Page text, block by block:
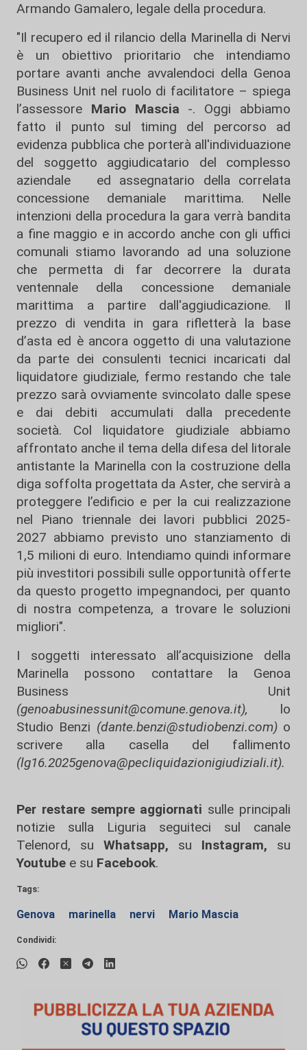
Armando Gamalero, legale della procedura.
"Il recupero ed il rilancio della Marinella di Nervi
è un obiettivo prioritario che intendiamo
portare avanti anche avvalendoci della Genoa
Business Unit nel ruolo di facilitatore – spiega
l’assessore Mario Mascia -. Oggi abbiamo
fatto il punto sul timing del percorso ad
evidenza pubblica che porterà all'individuazione
del soggetto aggiudicatario del complesso
aziendale ed assegnatario della correlata
concessione demaniale marittima. Nelle
intenzioni della procedura la gara verrà bandita
a fine maggio e in accordo anche con gli uffici
comunali stiamo lavorando ad una soluzione
che permetta di far decorrere la durata
ventennale della concessione demaniale
marittima a partire dall'aggiudicazione. Il
prezzo di vendita in gara rifletterà la base
d’asta ed è ancora oggetto di una valutazione
da parte dei consulenti tecnici incaricati dal
liquidatore giudiziale, fermo restando che tale
prezzo sarà ovviamente svincolato dalle spese
e dai debiti accumulati dalla precedente
società. Col liquidatore giudiziale abbiamo
affrontato anche il tema della difesa del litorale
antistante la Marinella con la costruzione della
diga soffolta progettata da Aster, che servirà a
proteggere l’edificio e per la cui realizzazione
nel Piano triennale dei lavori pubblici 2025-
2027 abbiamo previsto uno stanziamento di
1,5 milioni di euro. Intendiamo quindi informare
più investitori possibili sulle opportunità offerte
da questo progetto impegnandoci, per quanto
di nostra competenza, a trovare le soluzioni
migliori".
I soggetti interessato all’acquisizione della
Marinella possono contattare la Genoa
Business Unit
(genoabusinessunit@comune.genova.it), lo
Studio Benzi (dante.benzi@studiobenzi.com) o
scrivere alla casella del fallimento
(lg16.2025genova@pecliquidazionigiudiziali.it).
Per restare sempre aggiornati sulle principali
notizie sulla Liguria seguiteci sul canale
Telenord, su
Whatsapp, su Instagram, su
Youtube e su Facebook.
Tags:
Genova marinella nervi Mario Mascia
Condividi: